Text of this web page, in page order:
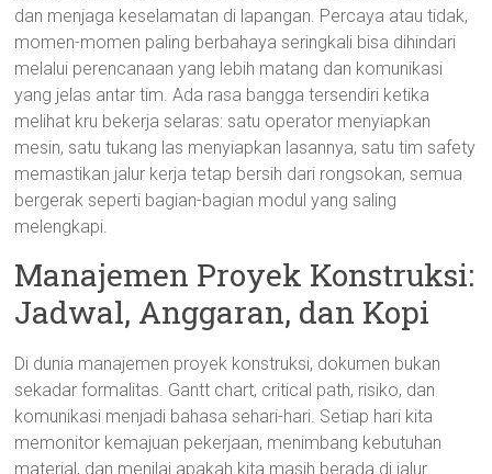
dan menjaga keselamatan di lapangan. Percaya atau tidak,
momen-momen paling berbahaya seringkali bisa dihindari
melalui perencanaan yang lebih matang dan komunikasi
yang jelas antar tim. Ada rasa bangga tersendiri ketika
melihat kru bekerja selaras: satu operator menyiapkan
mesin, satu tukang las menyiapkan lasannya, satu tim safety
memastikan jalur kerja tetap bersih dari rongsokan, semua
bergerak seperti bagian-bagian modul yang saling
melengkapi.
Manajemen Proyek Konstruksi:
Jadwal, Anggaran, dan Kopi
Di dunia manajemen proyek konstruksi, dokumen bukan
sekadar formalitas. Gantt chart, critical path, risiko, dan
komunikasi menjadi bahasa sehari-hari. Setiap hari kita
memonitor kemajuan pekerjaan, menimbang kebutuhan
material, dan menilai apakah kita masih berada di jalur